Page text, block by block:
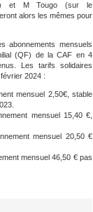
et M Tougo (sur le
alors les mêmes pour
abonnements mensuels
(QF) de la CAF en 4
Les tarifs solidaires
2024 :
mensuel 2,50€, stable
mensuel 15,40 €,
mensuel 20,50 €
mensuel 46,50 € pas